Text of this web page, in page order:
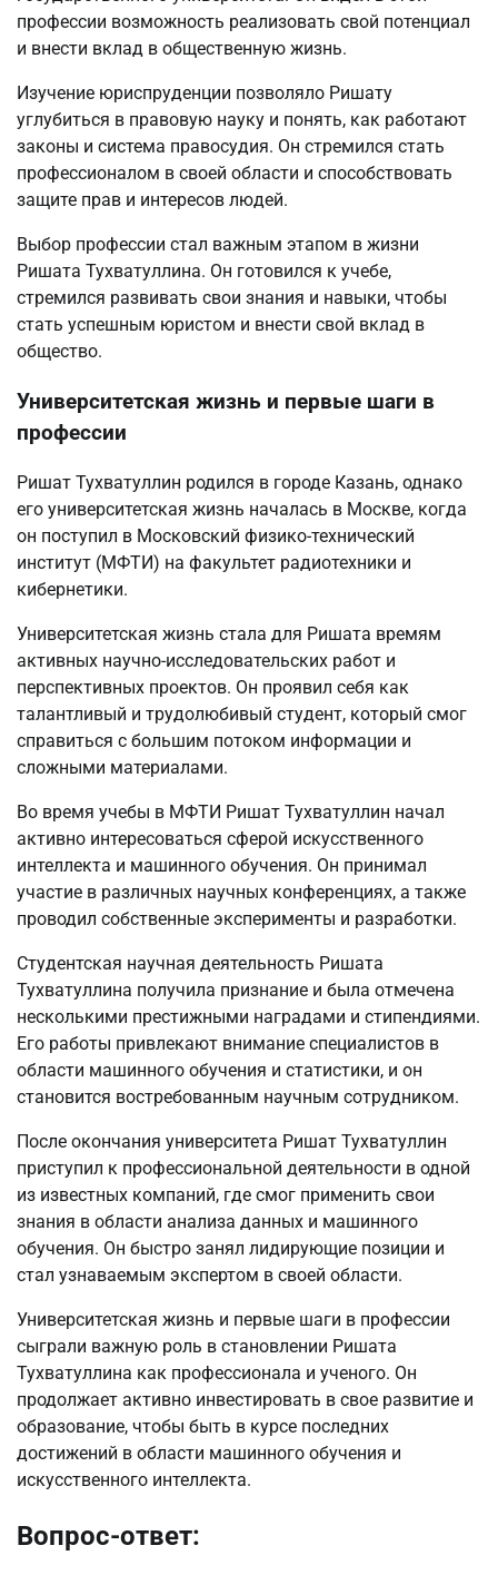
профессии возможность реализовать свой потенциал
и внести вклад в общественную жизнь.
Изучение юриспруденции позволяло Ришату
углубиться в правовую науку и понять, как работают
законы и система правосудия. Он стремился стать
профессионалом в своей области и способствовать
защите прав и интересов людей.
Выбор профессии стал важным этапом в жизни
Ришата Тухватуллина. Он готовился к учебе,
стремился развивать свои знания и навыки, чтобы
стать успешным юристом и внести свой вклад в
общество.
Университетская жизнь и первые шаги в
профессии
Ришат Тухватуллин родился в городе Казань, однако
его университетская жизнь началась в Москве, когда
он поступил в Московский физико-технический
институт (МФТИ) на факультет радиотехники и
кибернетики.
Университетская жизнь стала для Ришата времям
активных научно-исследовательских работ и
перспективных проектов. Он проявил себя как
талантливый и трудолюбивый студент, который смог
справиться с большим потоком информации и
сложными материалами.
Во время учебы в МФТИ Ришат Тухватуллин начал
активно интересоваться сферой искусственного
интеллекта и машинного обучения. Он принимал
участие в различных научных конференциях, а также
проводил собственные эксперименты и разработки.
Студентская научная деятельность Ришата
Тухватуллина получила признание и была отмечена
несколькими престижными наградами и стипендиями.
Его работы привлекают внимание специалистов в
области машинного обучения и статистики, и он
становится востребованным научным сотрудником.
После окончания университета Ришат Тухватуллин
приступил к профессиональной деятельности в одной
из известных компаний, где смог применить свои
знания в области анализа данных и машинного
обучения. Он быстро занял лидирующие позиции и
стал узнаваемым экспертом в своей области.
Университетская жизнь и первые шаги в профессии
сыграли важную роль в становлении Ришата
Тухватуллина как профессионала и ученого. Он
продолжает активно инвестировать в свое развитие и
образование, чтобы быть в курсе последних
достижений в области машинного обучения и
искусственного интеллекта.
Вопрос-ответ: